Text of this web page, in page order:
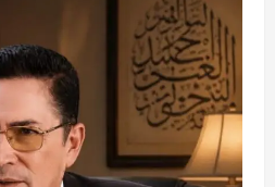
كل
مجتمع
راقٍ
وناضج